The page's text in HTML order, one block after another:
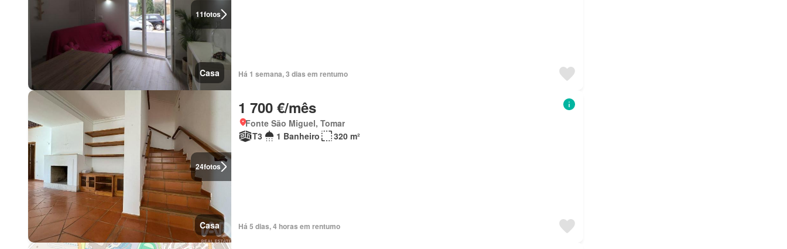
11fotos
Casa Há 1 semana, 3 dias em rentumo
24fotos
Casa
1 700 €/mês
Fonte São Miguel, Tomar
T3
1 Banheiro 320 m²
Há 5 dias, 4 horas em rentumo